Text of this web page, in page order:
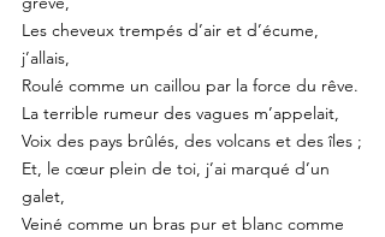
Les cheveux trempés d’air et d’écume,
j’allais,
Roulé comme un caillou par la force du rêve.
La terrible rumeur des vagues m’appelait,
Voix des pays brûlés, des volcans et des îles ;
Et, le cœur plein de toi, j’ai marqué d’un
galet,
Veiné comme un bras pur et blanc comme